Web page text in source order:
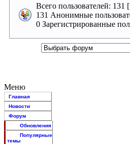
Всего пользователей: 131 [
131 Анонимные
0 Зарегистрированные
Меню
Главная
Новости
Форум
Обновления
Популярные
темы